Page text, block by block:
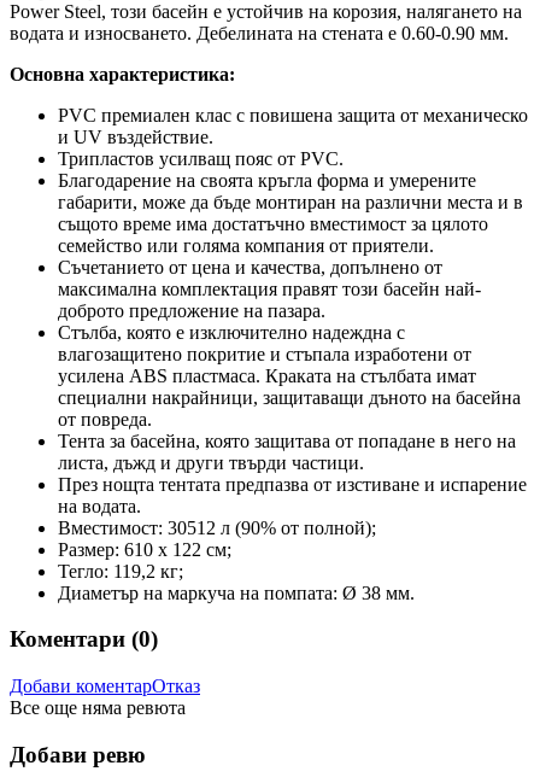
Power Steel, този басейн е устойчив на корозия, налягането на
водата и износването. Дебелината на стената е 0.60-0.90 мм.
Основна характеристика:
PVC премиален клас с повишена защита от механическо
и UV въздействие.
Трипластов усилващ пояс от PVC.
Благодарение на своята кръгла форма и умерените
габарити, може да бъде монтиран на различни места и в
същото време има достатъчно вместимост за цялото
семейство или голяма компания от приятели.
Съчетанието от цена и качества, допълнено от
максимална комплектация правят този басейн най-
доброто предложение на пазара.
Стълба, която е изключително надеждна с
влагозащитено покритие и стъпала изработени от
усилена ABS пластмаса. Краката на стълбата имат
специални накрайници, защитаващи дъното на басейна
от повреда.
Тента за басейна, която защитава от попадане в него на
листа, дъжд и други твърди частици.
През нощта тентата предпазва от изстиване и испарение
на водата.
Вместимост: 30512 л (90% от полной);
Размер: 610 x 122 см;
Тегло: 119,2 кг;
Диаметър на маркуча на помпата: Ø 38 мм.
Коментари (0)
Добави коментарОтказ
Все още няма ревюта
Добави ревю